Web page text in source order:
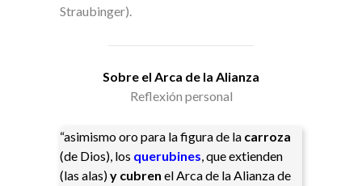
Straubinger).
Sobre el Arca de la Alianza
Reflexión personal
“asimismo oro para la figura de la carroza
(de Dios), los querubines, que extienden
(las alas)y cubren el Arca de la Alianza de